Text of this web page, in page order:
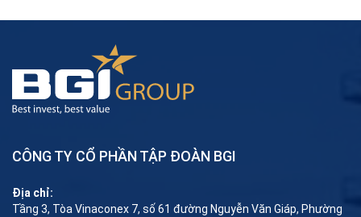
CÔNG TY CỔ PHẦN TẬP ĐOÀN BGI
Địa chỉ:
Tầng 3, Tòa Vinaconex 7, số 61 đường Nguyễn Văn Giáp, Phường